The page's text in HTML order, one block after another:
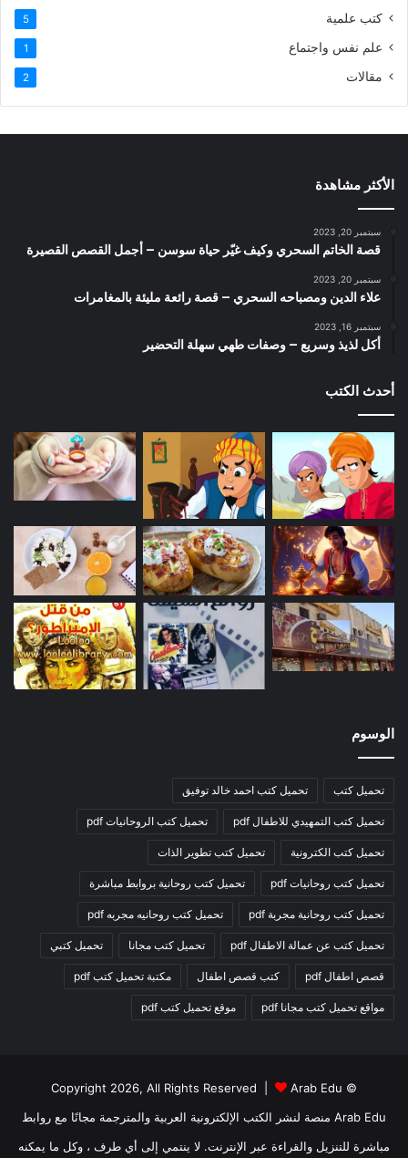
كتب علمية 5
علم نفس واجتماع 1
مقالات 2
الأكثر مشاهدة
سبتمبر 20, 2023
قصة الخاتم السحري وكيف غيّر حياة سوسن – أجمل القصص القصيرة
سبتمبر 20, 2023
علاء الدين ومصباحه السحري – قصة رائعة مليئة بالمغامرات
سبتمبر 16, 2023
أكل لذيذ وسريع – وصفات طهي سهلة التحضير
أحدث الكتب
الوسوم
تحميل كتب تحميل كتب احمد خالد توفيق
تحميل كتب التمهيدي للاطفال pdf تحميل كتب الروحانيات pdf
تحميل كتب الكترونية تحميل كتب تطوير الذات
تحميل كتب روحانيات pdf تحميل كتب روحانية بروابط مباشرة
تحميل كتب روحانية مجربة pdf تحميل كتب روحانيه مجربه pdf
تحميل كتب عن عمالة الاطفال pdf تحميل كتب مجانا تحميل كتبي
قصص اطفال pdf كتب قصص اطفال مكتبة تحميل كتب pdf
مواقع تحميل كتب مجانا pdf موقع تحميل كتب pdf
© Copyright 2026, All Rights Reserved |
Arab Edu
Arab Edu منصة لنشر الكتب الإلكترونية العربية والمترجمة مجانًا مع روابط
مباشرة للتنزيل والقراءة عبر الإنترنت. لا ينتمي إلى أي طرف ، وكل ما يمكنه